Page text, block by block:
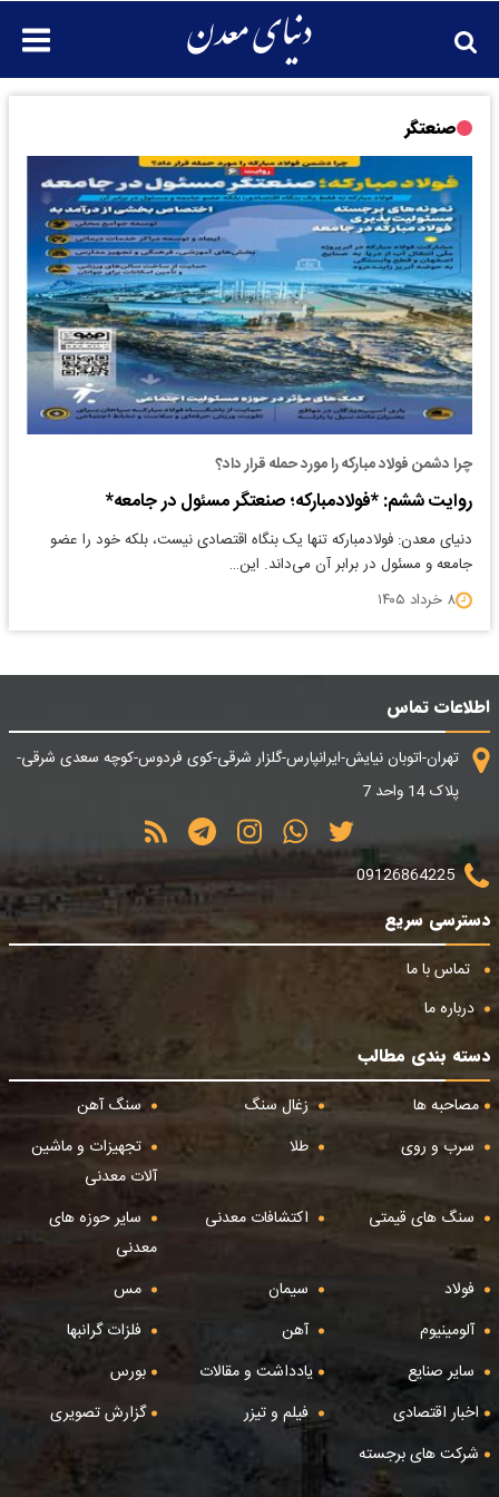
صنعتگر
چرا دشمن فولاد مبارکه را مورد حمله قرار داد؟
روایت ششم: *فولاد‌مبارکه؛ صنعتگر مسئول در جامعه*
دنیای معدن: فولاد‌مبارکه تنها یک بنگاه اقتصادی نیست، بلکه خود را عضو
جامعه و مسئول در برابر آن می‌داند. این…
۸ خرداد ۱۴۰۵
اطلاعات تماس
تهران-اتوبان نیایش-ایرانپارس-گلزار شرقی-کوی فردوس-کوچه سعدی شرقی-
پلاک 14 واحد 7
09126864225
دسترسی سریع
تماس با ما
درباره ما
دسته بندی مطالب
مصاحبه ها
زغال سنگ
سنگ آهن
سرب و روی
طلا
تجهیزات و ماشین
آلات معدنی
سنگ های قیمتی
اکتشافات معدنی
سایر حوزه های
معدنی
فولاد
سیمان
مس
آلومینیوم
آهن
فلزات گرانبها
سایر صنایع
یادداشت و مقالات
بورس
اخبار اقتصادی
فیلم و تیزر
گزارش تصویری
شرکت های برجسته